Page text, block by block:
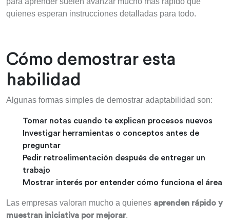
quienes esperan instrucciones detalladas para todo.
Cómo demostrar esta
habilidad
Algunas formas simples de demostrar adaptabilidad son:
Tomar notas cuando te explican procesos nuevos
Investigar herramientas o conceptos antes de
preguntar
Pedir retroalimentación después de entregar un
trabajo
Mostrar interés por entender cómo funciona el área
Las empresas valoran mucho a quienes aprenden rápido y
muestran iniciativa por mejorar.